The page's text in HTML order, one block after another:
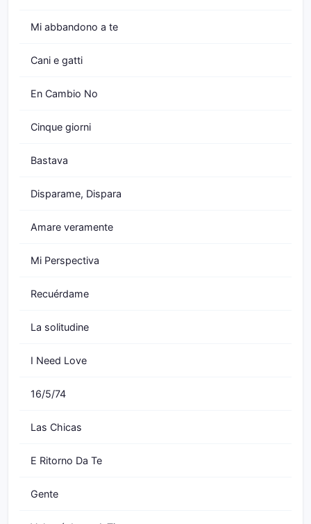
Mi abbandono a te
Cani e gatti
En Cambio No
Cinque giorni
Bastava
Disparame, Dispara
Amare veramente
Mi Perspectiva
Recuérdame
La solitudine
I Need Love
16/5/74
Las Chicas
E Ritorno Da Te
Gente